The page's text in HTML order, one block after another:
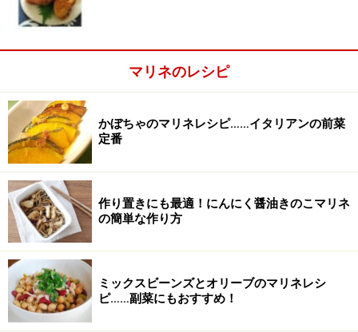
マリネのレシピ
かぼちゃのマリネレシピ……イタリアンの前菜
定番
作り置きにも最適！にんにく醤油きのこマリネ
の簡単な作り方
ミックスビーンズとオリーブのマリネレシ
ピ……副菜にもおすすめ！